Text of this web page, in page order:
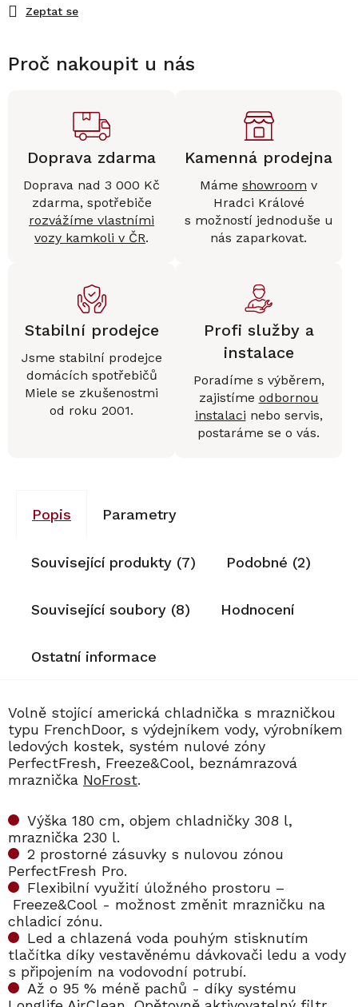
Zeptat se
Proč nakoupit u nás
Doprava zdarma
Doprava nad 3 000 Kč
zdarma, spotřebiče
rozvážíme vlastními
vozy kamkoli v ČR.
Kamenná prodejna
Máme showroom v
Hradci Králové
s možností jednoduše u
nás zaparkovat.
Stabilní prodejce
Jsme stabilní prodejce
domácích spotřebičů
Miele se zkušenostmi
od roku 2001.
Profi služby a
instalace
Poradíme s výběrem,
zajistíme odbornou
instalaci nebo servis,
postaráme se o vás.
Popis Parametry
Související produkty (7) Podobné (2)
Související soubory (8) Hodnocení
Ostatní informace
Volně stojící americká chladnička s mrazničkou
typu FrenchDoor, s výdejníkem vody, výrobníkem
ledových kostek, systém nulové zóny
PerfectFresh, Freeze&Cool, beznámrazová
mraznička NoFrost.
Výška 180 cm, objem chladničky 308 l,
mraznička 230 l.
2 prostorné zásuvky s nulovou zónou
PerfectFresh Pro.
Flexibilní využití úložného prostoru –
Freeze&Cool - možnost změnit mrazničku na
chladicí zónu.
Led a chlazená voda pouhým stisknutím
tlačítka díky vestavěnému dávkovači ledu a vody
s připojením na vodovodní potrubí.
Až o 95 % méně pachů - díky systému